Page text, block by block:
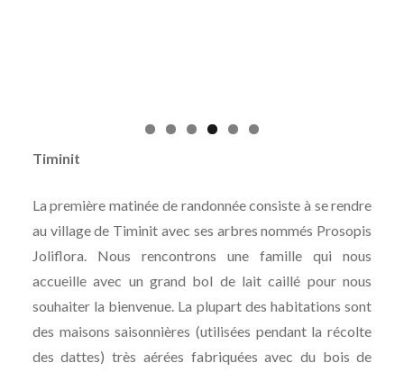
Timinit
La première matinée de randonnée consiste à se rendre
au village de Timinit avec ses arbres nommés Prosopis
Joliflora. Nous rencontrons une famille qui nous
accueille avec un grand bol de lait caillé pour nous
souhaiter la bienvenue. La plupart des habitations sont
des maisons saisonnières (utilisées pendant la récolte
des dattes) très aérées fabriquées avec du bois de